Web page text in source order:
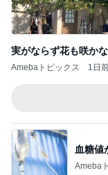
実がならず花も咲か
Amebaトピックス 1日
血糖値
Ameba